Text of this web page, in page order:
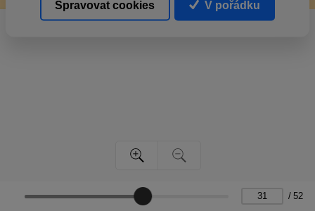
/ 52
Spravovat cookies V pořádku